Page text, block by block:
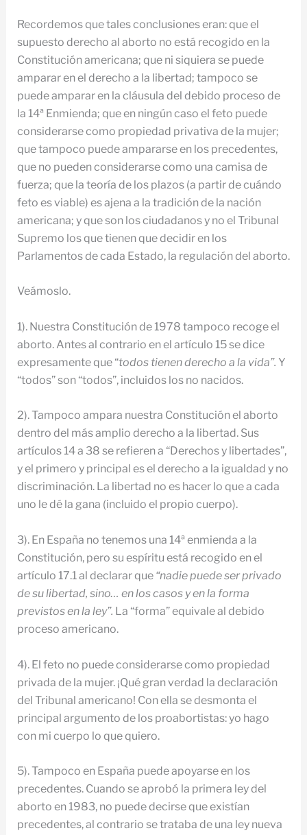
Recordemos que tales conclusiones eran: que el
supuesto derecho al aborto no está recogido en la
Constitución americana; que ni siquiera se puede
amparar en el derecho a la libertad; tampoco se
puede amparar en la cláusula del debido proceso de
la 14ª Enmienda; que en ningún caso el feto puede
considerarse como propiedad privativa de la mujer;
que tampoco puede ampararse en los precedentes,
que no pueden considerarse como una camisa de
fuerza; que la teoría de los plazos (a partir de cuándo
feto es viable) es ajena a la tradición de la nación
americana; y que son los ciudadanos y no el Tribunal
Supremo los que tienen que decidir en los
Parlamentos de cada Estado, la regulación del aborto.
Veámoslo.
1). Nuestra Constitución de 1978 tampoco recoge el
aborto. Antes al contrario en el artículo 15 se dice
expresamente que “todos tienen derecho a la vida”. Y
“todos” son “todos”, incluidos los no nacidos.
2). Tampoco ampara nuestra Constitución el aborto
dentro del más amplio derecho a la libertad. Sus
artículos 14 a 38 se refieren a “Derechos y libertades”,
y el primero y principal es el derecho a la igualdad y no
discriminación. La libertad no es hacer lo que a cada
uno le dé la gana (incluido el propio cuerpo).
3). En España no tenemos una 14ª enmienda a la
Constitución, pero su espíritu está recogido en el
artículo 17.1 al declarar que “nadie puede ser privado
de su libertad, sino… en los casos y en la forma
previstos en la ley”. La “forma” equivale al debido
proceso americano.
4). El feto no puede considerarse como propiedad
privada de la mujer. ¡Qué gran verdad la declaración
del Tribunal americano! Con ella se desmonta el
principal argumento de los proabortistas: yo hago
con mi cuerpo lo que quiero.
5). Tampoco en España puede apoyarse en los
precedentes. Cuando se aprobó la primera ley del
aborto en 1983, no puede decirse que existían
precedentes, al contrario se trataba de una ley nueva